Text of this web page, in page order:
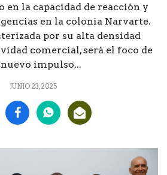
la capacidad de reacción y
en la colonia Narvarte.
por su alta densidad
comercial, será el foco de
impulso...
JUNIO 23, 2025